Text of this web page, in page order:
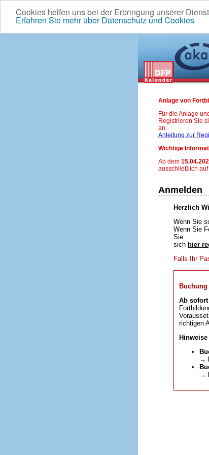
Cookies helfen uns bei der Erbringung unserer
Erfahren Sie mehr über Datenschutz und Cookies
Anlage von
Für die Anlage
Registrieren Sie
an.
Anleitung zur
Wichtige
Ab dem
ausschließlich
Anmelden
Herzlich
Wenn Sie
Wenn Sie
Sie
sich hier
Falls Ihr
Ab
richtigen
→
→